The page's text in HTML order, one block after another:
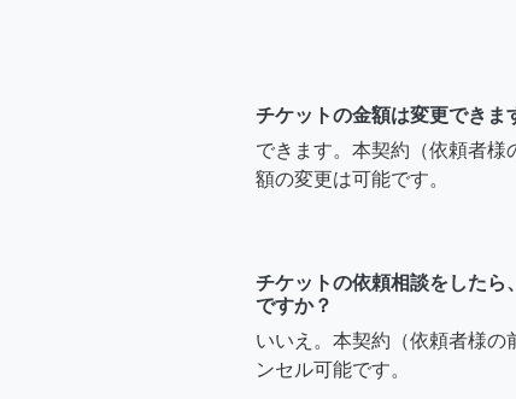
チケットの金額は変更できま
できます。本契約（依頼者様
額の変更は可能です。
チケットの依頼相談をしたら
ですか？
いいえ。本契約（依頼者様の
ンセル可能です。